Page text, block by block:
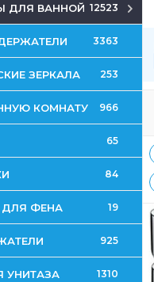
ДЛЯ ВАННОЙ 12523
3363
ЗЕРКАЛА 253
КОМНАТУ 966
65
84
ДЛЯ ФЕНА 19
925
УНИТАЗА 1310